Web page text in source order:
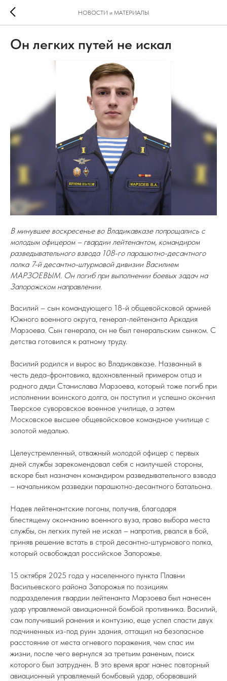
НОВОСТИ и МАТЕРИАЛЫ
Он легких путей не искал
В минувшее воскресенье во Владикавказе попрощались с
молодым офицером – гвардии лейтенантом, командиром
разведывательного взвода 108-го парашютно-десантного
полка 7-й десантно-штурмовой дивизии Василием
МАРЗОЕВЫМ. Он погиб при выполнении боевых задач на
Запорожском направлении.
Василий – сын командующего 18-й общевойсковой армией
Южного военного округа, генерал-лейтенанта Аркадия
Марзоева. Сын генерала, он не был генеральским сынком. С
детства готовился к ратному труду.
Василий родился и вырос во Владикавказе. Названный в
честь деда-фронтовика, вдохновленный примером отца и
родного дяди Станислава Марзоева, который тоже погиб при
исполнении воинского долга, он поступил и успешно окончил
Тверское суворовское военное училище, а затем
Московское высшее общевойсковое командное училище с
золотой медалью.
Целеустремленный, отважный молодой офицер с первых
дней службы зарекомендовал себя с наилучшей стороны,
вскоре был назначен командиром разведывательного взвода
– начальником разведки парашютно-десантного батальона.
Надев лейтенантские погоны, получив, благодаря
блестящему окончанию военного вуза, право выбора места
службы, он легких путей не искал – напротив, рвался в бой,
приняв решение встать в строй десантно-штурмового полка,
который освобождал российское Запорожье.
15 октября 2025 года у населенного пункта Плавни
Васильевского района Запорожья по позициям
подразделения гвардии лейтенанта Марзоева был нанесен
удар управляемой авиационной бомбой противника. Василий,
сам получивший ранения и контузию, еще успел спасти двух
подчиненных из-под руин здания, оттащил на безопасное
расстояние от места огневого поражения, чем спас им
жизни, после чего вернулся за третьим раненым, поиск
которого был затруднен. В это время враг нанес повторный
авиационный управляемый бомбовый удар, оборвавший